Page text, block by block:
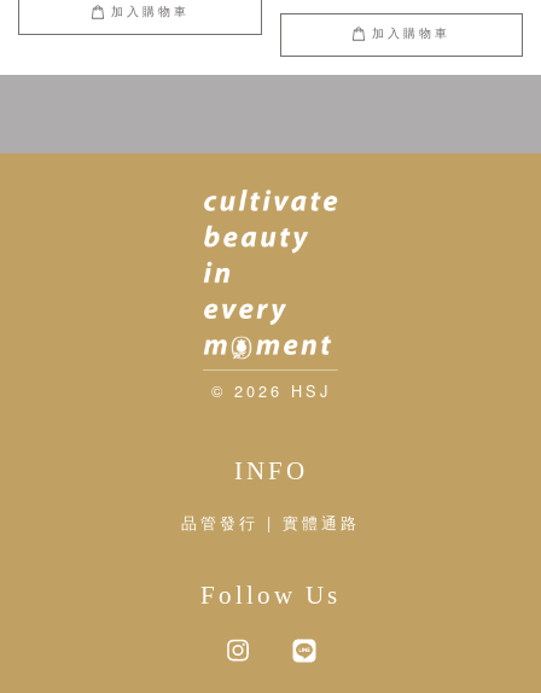
加入購物車
加入購物車
© 2026 HSJ
INFO
品管發行 | 實體通路
Follow Us
Instagram